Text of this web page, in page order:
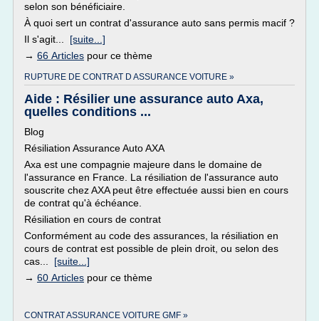
selon son bénéficiaire.
À quoi sert un contrat d'assurance auto sans permis macif ?
Il s'agit... [suite...]
→ 66 Articles pour ce thème
RUPTURE DE CONTRAT D ASSURANCE VOITURE »
Aide : Résilier une assurance auto Axa,
quelles conditions ...
Blog
Résiliation Assurance Auto AXA
Axa est une compagnie majeure dans le domaine de
l'assurance en France. La résiliation de l'assurance auto
souscrite chez AXA peut être effectuée aussi bien en cours
de contrat qu'à échéance.
Résiliation en cours de contrat
Conformément au code des assurances, la résiliation en
cours de contrat est possible de plein droit, ou selon des
cas... [suite...]
→ 60 Articles pour ce thème
CONTRAT ASSURANCE VOITURE GMF »